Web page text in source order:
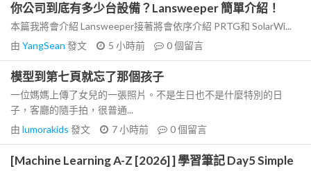
你公司到底有多少台設備？Lansweeper 簡單介紹！
本篇我將會介紹 Lansweeper接著將會依序介紹 PRTG和 SolarWi...
由 YangSean 發文 5 小時前 0個留言
模型到第七頁就忘了那個孩子
一位媽媽上傳了女兒的一張照片。不是生日也不是什麼特別的日
子，客廳的隨手拍，很普通...
由 lumorakids 發文 7 小時前 0個留言
[Machine Learning A-Z [2026] ] 學習筆記 Day5 Simple